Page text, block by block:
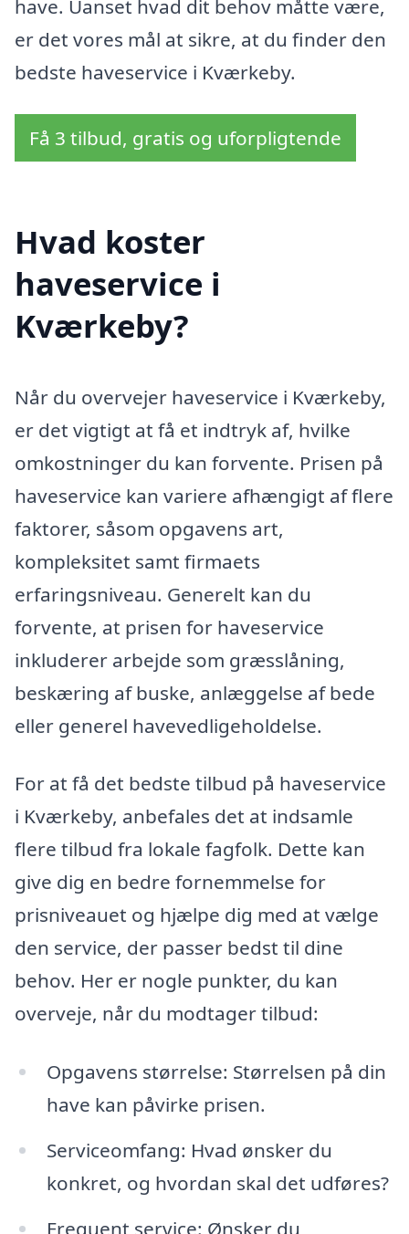
have. Uanset hvad dit behov måtte være,
er det vores mål at sikre, at du finder den
bedste haveservice i Kværkeby.
Få 3 tilbud, gratis og uforpligtende
Hvad koster
haveservice i
Kværkeby?
Når du overvejer haveservice i Kværkeby,
er det vigtigt at få et indtryk af, hvilke
omkostninger du kan forvente. Prisen på
haveservice kan variere afhængigt af flere
faktorer, såsom opgavens art,
kompleksitet samt firmaets
erfaringsniveau. Generelt kan du
forvente, at prisen for haveservice
inkluderer arbejde som græsslåning,
beskæring af buske, anlæggelse af bede
eller generel havevedligeholdelse.
For at få det bedste tilbud på haveservice
i Kværkeby, anbefales det at indsamle
flere tilbud fra lokale fagfolk. Dette kan
give dig en bedre fornemmelse for
prisniveauet og hjælpe dig med at vælge
den service, der passer bedst til dine
behov. Her er nogle punkter, du kan
overveje, når du modtager tilbud:
Opgavens størrelse: Størrelsen på din
have kan påvirke prisen.
Serviceomfang: Hvad ønsker du
konkret, og hvordan skal det udføres?
Frequent service: Ønsker du